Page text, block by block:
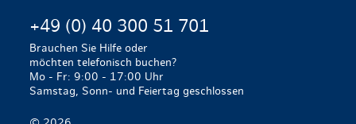
+49 (0) 40 300 51 701
Brauchen Sie Hilfe oder
möchten telefonisch buchen?
Mo - Fr: 9:00 - 17:00 Uhr
Samstag, Sonn- und Feiertag geschlossen